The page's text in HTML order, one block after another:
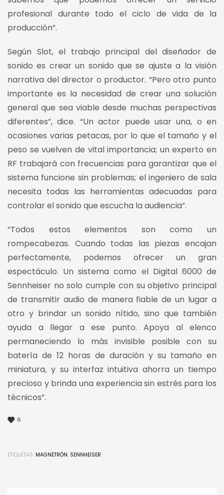
profesional durante todo el ciclo de vida de la
producción”.
Según Slot, el trabajo principal del diseñador de
sonido es crear un sonido que se ajuste a la visión
narrativa del director o productor. “Pero otro punto
importante es la necesidad de crear una solución
general que sea viable desde muchas perspectivas
diferentes”, dice. “Un actor puede usar una, o en
ocasiones varias petacas, por lo que el tamaño y el
peso se vuelven de vital importancia; un experto en
RF trabajará con frecuencias para garantizar que el
sistema funcione sin problemas; el ingeniero de sala
necesita todas las herramientas adecuadas para
controlar el sonido que escucha la audiencia”.
“Todos estos elementos son como un
rompecabezas. Cuando todas las piezas encajan
perfectamente, podemos ofrecer un gran
espectáculo. Un sistema como el Digital 6000 de
Sennheiser no solo cumple con su objetivo principal
de transmitir audio de manera fiable de un lugar a
otro y brindar un sonido nítido, sino que también
ayuda a llegar a ese punto. Apoya al elenco
permaneciendo lo más invisible posible con su
batería de 12 horas de duración y su tamaño en
miniatura, y su interfaz intuitiva ahorra un tiempo
precioso y brinda una experiencia sin estrés para los
técnicos”.
6
ETIQUETAS: MAGNETRÓN, SENNHEISER